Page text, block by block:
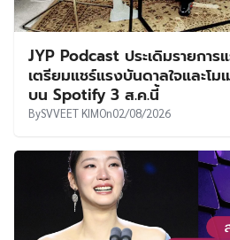
JYP Podcast ประเดิมรายการ
เตรียมแชร์แรงบันดาลใจและโ
บน Spotify 3 ส.ค.นี้
BySVVEET KIMOn02/08/2026